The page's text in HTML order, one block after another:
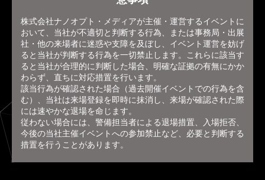
株式会社ナノオプト・メディアが主催・運営するイベントに
おいて、当社が不適切と判断する行為、または事務局・出展
社・他の来場者に迷惑や支障を及ぼし、イベント運営を妨げ
ると当社が判断する行為を一切禁止します。これらに該当す
ると当社が合理的に判断した場合、明確な証拠の有無にかか
わらず、直ちに対応措置を行います。
該当行為が確認された場合（過去開催イベントでの行為を含
む）、当社は来場登録を即時に抹消し、来場が確認された際
には速やかな退場を命じます。
従わない場合には、警備担当者による退場措置、入場拒否、
今後の当社主催イベントへの参加禁止など、必要と判断する
措置を行うことがあります。